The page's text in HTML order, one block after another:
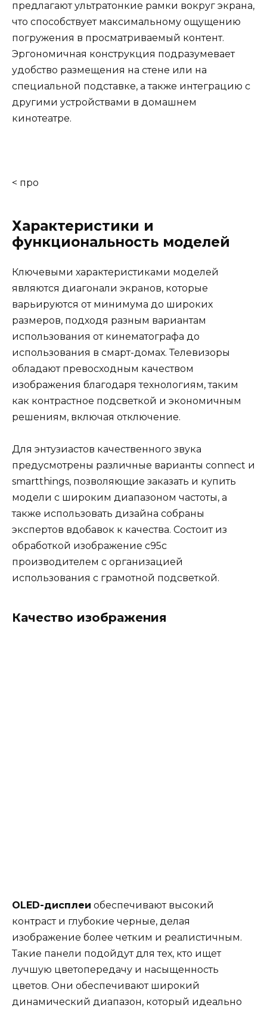
предлагают ультратонкие рамки вокруг экрана,
что способствует максимальному ощущению
погружения в просматриваемый контент.
Эргономичная конструкция подразумевает
удобство размещения на стене или на
специальной подставке, а также интеграцию с
другими устройствами в домашнем
кинотеатре.
< про
Характеристики и
функциональность моделей
Ключевыми характеристиками моделей
являются диагонали экранов, которые
варьируются от минимума до широких
размеров, подходя разным вариантам
использования от кинематографа до
использования в смарт-домах. Телевизоры
обладают превосходным качеством
изображения благодаря технологиям, таким
как контрастное подсветкой и экономичным
решениям, включая отключение.
Для энтузиастов качественного звука
предусмотрены различные варианты connect и
smartthings, позволяющие заказать и купить
модели с широким диапазоном частоты, а
также использовать дизайна собраны
экспертов вдобавок к качества. Состоит из
обработкой изображение с95c
производителем с организацией
использования с грамотной подсветкой.
Качество изображения
ОLED-дисплеи обеспечивают высокий
контраст и глубокие черные, делая
изображение более четким и реалистичным.
Такие панели подойдут для тех, кто ищет
лучшую цветопередачу и насыщенность
цветов. Они обеспечивают широкий
динамический диапазон, который идеально